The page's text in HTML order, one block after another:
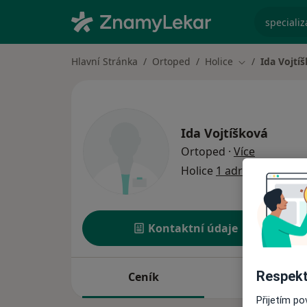
Hlavní Stránka Ortoped Holice Změna města
Ida
Ida Vojtíšková
Ortoped · Víceo
Holice 1 adresa
Kontaktní údaje
Ceník Adresy
Přijetím